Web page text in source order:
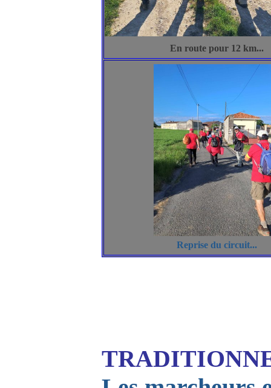
En route pour 12 km...
Reprise du circuit...